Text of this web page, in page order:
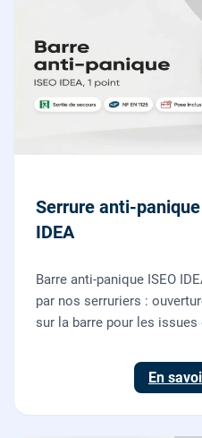
Serrure anti-
IDEA
Barre anti-panique ISEO
par nos serruriers :
sur la barre pour les issues
En